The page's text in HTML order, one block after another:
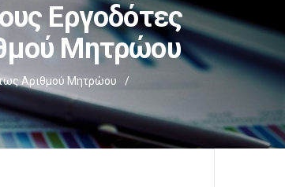
Εργοδότες
Μητρώου
Αριθμού Μητρώου /